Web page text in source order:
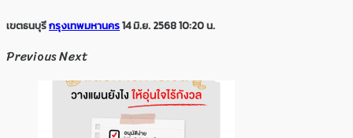
เขตธนบุรีกรุงเทพมหานคร14 มิ.ย. 2568 10:20 น.
PreviousNext